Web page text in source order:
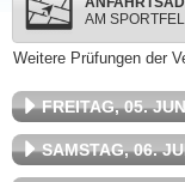
AM
Weitere Prüfungen der
FREITAG, 05.
SAMSTAG, 06.